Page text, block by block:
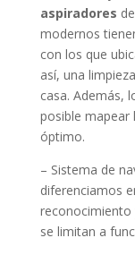
aspiradores
modernos
con los que
así, una
casa. Además,
posible mapear
óptimo.
– Sistema de
diferenciamos
reconocimiento
se limitan a